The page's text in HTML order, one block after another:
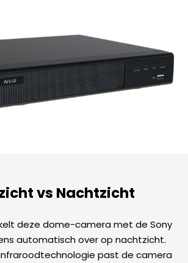
vs Nachtzicht
deze dome-camera met de Sony
automatisch over op nachtzicht.
past de camera